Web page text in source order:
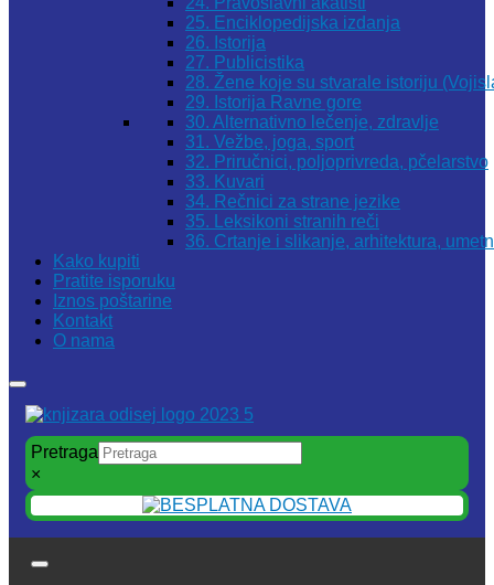
25. Enciklopedijska izdanja
26. Istorija
27. Publicistika
28. Žene koje su stvarale istoriju
29. Istorija Ravne gore
30. Alternativno lečenje, zdravlje
31. Vežbe, joga, sport
32. Priručnici, poljoprivreda, pčelarstvo
33. Kuvari
34. Rečnici za strane jezike
35. Leksikoni stranih reči
36. Crtanje i slikanje, arhitektura,
Kako kupiti
Pratite isporuku
Iznos poštarine
Kontakt
O nama
Pretraga
×